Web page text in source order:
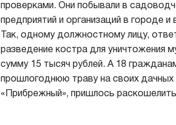
проверками. Они побывали в
предприятий и организаций в городе
Так, одному должностному лицу,
разведение костра для уничтожения
сумму 15 тысяч рублей. А 18
прошлогоднюю траву на своих
«Прибрежный», пришлось